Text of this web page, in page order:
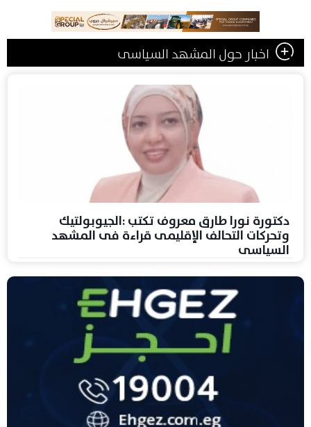
اخبار حول المشهد السياسى
دكتورة نورا طارق معروف تكتب :الجيوبولتيك
وتحركات التحالف الإقليمى قراءة فى المشهد
السياسى